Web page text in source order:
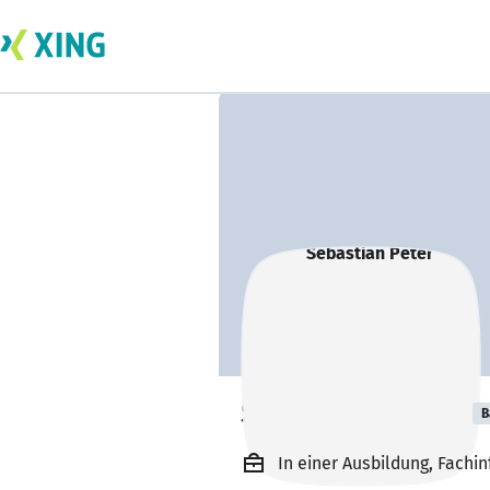
Sebastian Peter
In einer Ausbildung,